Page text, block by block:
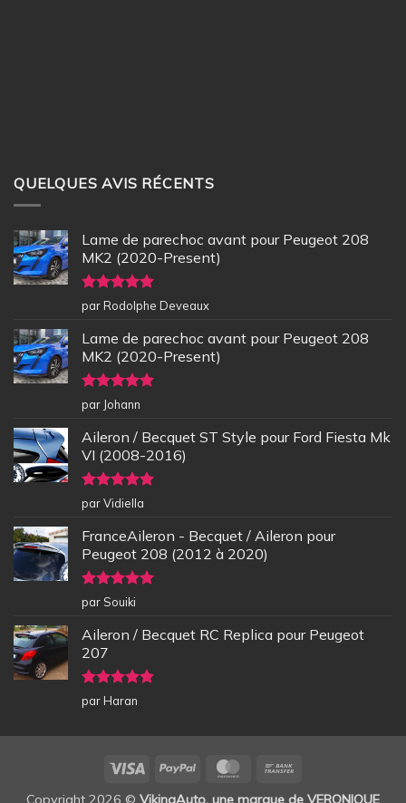
QUELQUES AVIS RÉCENTS
Lame de parechoc avant pour Peugeot 208
MK2 (2020-Present)
Note5sur
5
par Rodolphe Deveaux
Lame de parechoc avant pour Peugeot 208
MK2 (2020-Present)
Note5sur
5
par Johann
Aileron / Becquet ST Style pour Ford Fiesta Mk
VI (2008-2016)
Note5sur
5
par Vidiella
FranceAileron - Becquet / Aileron pour
Peugeot 208 (2012 à 2020)
Note5sur
5
par Souiki
Aileron / Becquet RC Replica pour Peugeot
207
Note5sur
5
par Haran
Visa PayPal MasterCard